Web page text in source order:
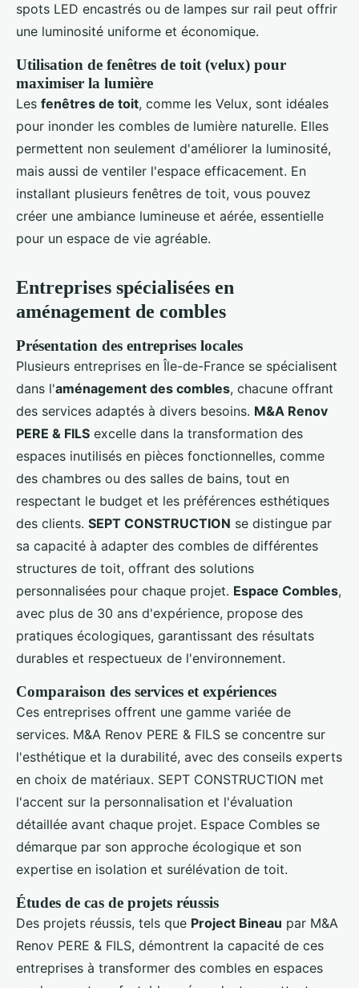
spots LED encastrés ou de lampes sur rail peut offrir
une luminosité uniforme et économique.
Utilisation de fenêtres de toit (velux) pour
maximiser la lumière
Les fenêtres de toit, comme les Velux, sont idéales
pour inonder les combles de lumière naturelle. Elles
permettent non seulement d'améliorer la luminosité,
mais aussi de ventiler l'espace efficacement. En
installant plusieurs fenêtres de toit, vous pouvez
créer une ambiance lumineuse et aérée, essentielle
pour un espace de vie agréable.
Entreprises spécialisées en
aménagement de combles
Présentation des entreprises locales
Plusieurs entreprises en Île-de-France se spécialisent
dans l'aménagement des combles, chacune offrant
des services adaptés à divers besoins. M&A Renov
PERE & FILS excelle dans la transformation des
espaces inutilisés en pièces fonctionnelles, comme
des chambres ou des salles de bains, tout en
respectant le budget et les préférences esthétiques
des clients. SEPT CONSTRUCTION se distingue par
sa capacité à adapter des combles de différentes
structures de toit, offrant des solutions
personnalisées pour chaque projet. Espace Combles,
avec plus de 30 ans d'expérience, propose des
pratiques écologiques, garantissant des résultats
durables et respectueux de l'environnement.
Comparaison des services et expériences
Ces entreprises offrent une gamme variée de
services. M&A Renov PERE & FILS se concentre sur
l'esthétique et la durabilité, avec des conseils experts
en choix de matériaux. SEPT CONSTRUCTION met
l'accent sur la personnalisation et l'évaluation
détaillée avant chaque projet. Espace Combles se
démarque par son approche écologique et son
expertise en isolation et surélévation de toit.
Études de cas de projets réussis
Des projets réussis, tels que Project Bineau par M&A
Renov PERE & FILS, démontrent la capacité de ces
entreprises à transformer des combles en espaces